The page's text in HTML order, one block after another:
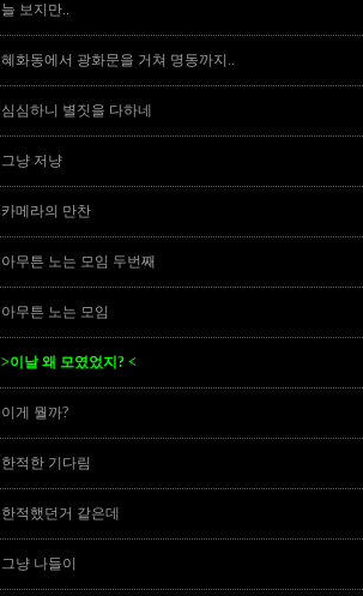
늘 보지만..
혜화동에서 광화문을 거쳐 명동까지..
심심하니 별짓을 다하네
그냥 저냥
카메라의 만찬
아무튼 노는 모임 두번째
아무튼 노는 모임
>이날 왜 모였었지? <
이게 뭘까?
한적한 기다림
한적했던거 같은데
그냥 나들이